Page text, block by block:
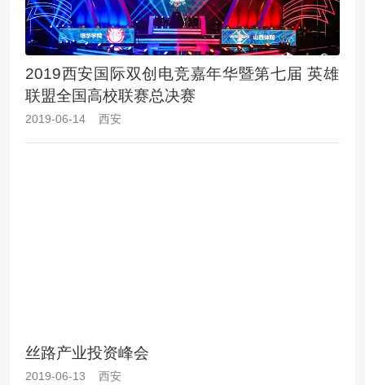
2019西安国际双创电竞嘉年华暨第七届 英雄
联盟全国高校联赛总决赛
2019-06-14 西安
丝路产业投资峰会
2019-06-13 西安